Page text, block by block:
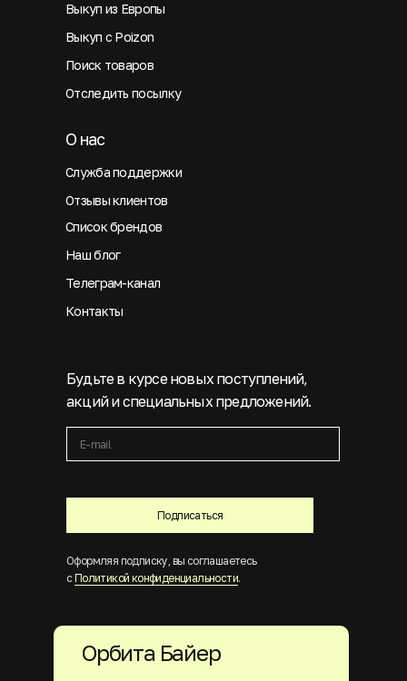
Подписаться
Будьте в курсе новых поступлений,
акций и специальных предложений.
Оформляя подписку, вы соглашаетесь
с Политикой конфиденциальности.
Выкуп из Европы
Выкуп с Poizon
Поиск товаров
Отследить посылку
Служба поддержки
О нас
Отзывы клиентов
Список брендов
Наш блог
Телеграм-канал
Контакты
Орбита Байер